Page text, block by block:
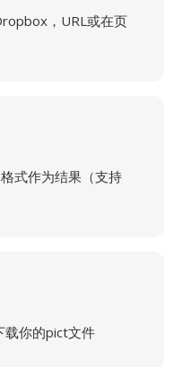
，URL或在页
式作为结果（支持
载你的pict文件